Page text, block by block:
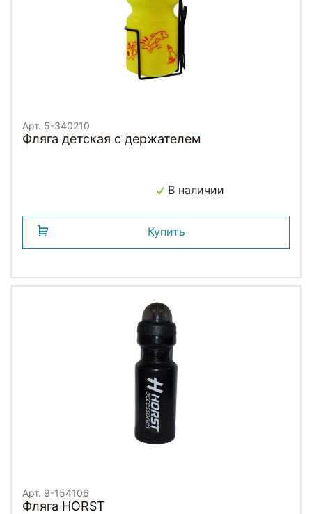
Арт. 5-340210
Фляга детская с держателем
В наличии
Купить
Арт. 9-154106
Фляга HORST